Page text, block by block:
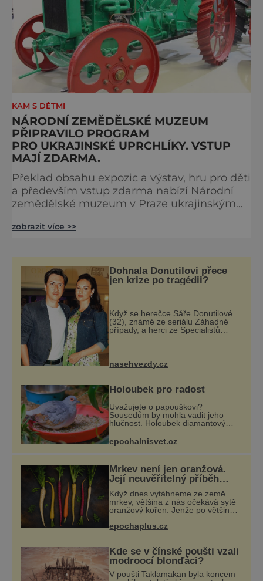
KAM S DĚTMI
NÁRODNÍ ZEMĚDĚLSKÉ MUZEUM
PŘIPRAVILO PROGRAM
PRO UKRAJINSKÉ UPRCHLÍKY. VSTUP
MAJÍ ZDARMA.
Překlad obsahu expozic a výstav, hru pro děti
a především vstup zdarma nabízí Národní
zemědělské muzeum v Praze ukrajinským
částí Praha 7 bude v muzeu působit také
pobočky muzea v regionech. Během
minulého týdne připravilo Národní
zemědělské muzeum řadu opatření a aktivit,
díky kte
zobrazit více >>
Dohnala Donutilovi přece
jen krize po tragédii?
Když se herečce Sáře Donutilové
(32), známé ze seriálu Záhadné
případy, a herci ze Specialistů
syn E
nasehvezdy.cz
Holoubek pro radost
Uvažujete o papouškovi?
Sousedům by mohla vadit jeho
hlučnost. Holoubek diamantový
pípáním, je roztomilý a hodí se i
pro chovatele začátečníky. Jedná
epochalnisvet.cz
Mrkev není jen oranžová.
Její neuvěřitelný příběh
Když dnes vytáhneme ze země
mrkev, většina z nás očekává sytě
oranžový kořen. Jenže po většinu
možné, jen ne oranžová. Je fialová,
epochaplus.cz
Kde se v čínské poušti vzali
modroocí blonďáci?
V poušti Taklamakan byla koncem